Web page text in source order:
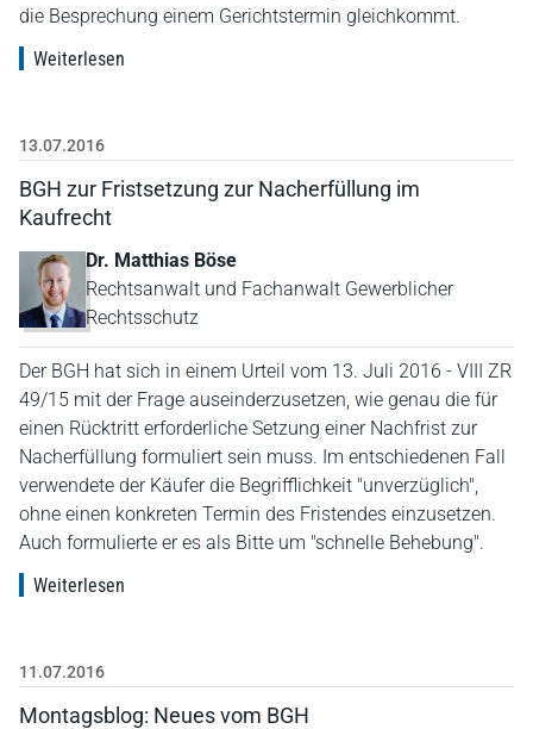
die Besprechung einem Gerichtstermin gleichkommt.
Weiterlesen
13.07.2016
BGH zur Fristsetzung zur Nacherfüllung im
Kaufrecht
Dr. Matthias Böse
Rechtsanwalt und Fachanwalt Gewerblicher
Rechtsschutz
Der BGH hat sich in einem Urteil vom 13. Juli 2016 - VIII ZR
49/15 mit der Frage auseinderzusetzen, wie genau die für
einen Rücktritt erforderliche Setzung einer Nachfrist zur
Nacherfüllung formuliert sein muss. Im entschiedenen Fall
verwendete der Käufer die Begrifflichkeit "unverzüglich",
ohne einen konkreten Termin des Fristendes einzusetzen.
Auch formulierte er es als Bitte um "schnelle Behebung".
Weiterlesen
11.07.2016
Montagsblog: Neues vom BGH